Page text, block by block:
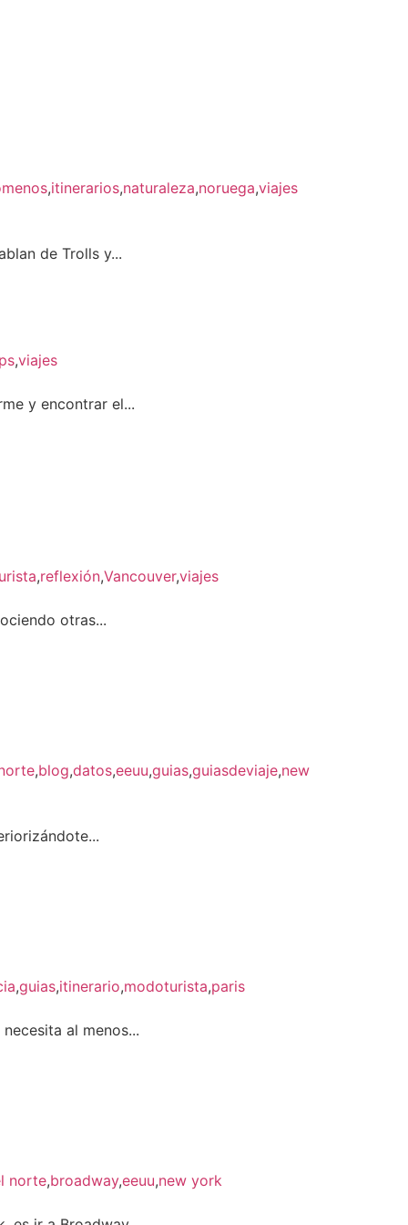
,itinerarios,naturaleza,noruega,viajes
de Trolls y...
,viajes
y encontrar el...
,reflexión,Vancouver,viajes
otras...
,blog,datos,eeuu,guias,guiasdeviaje,new
,guias,itinerario,modoturista,paris
al menos...
norte,broadway,eeuu,new york